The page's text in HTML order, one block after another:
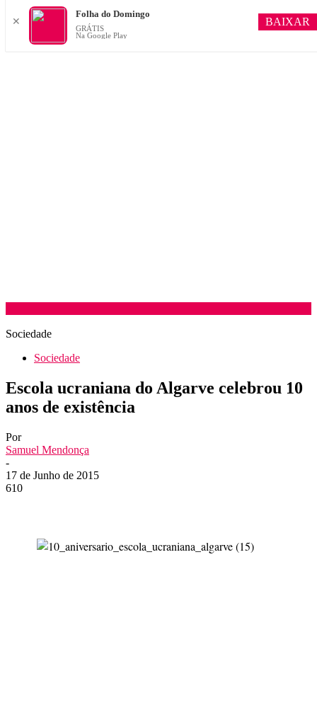
Sociedade
Sociedade
Escola ucraniana do Algarve celebrou 10
anos de existência
Por
Samuel Mendonça
-
17 de Junho de 2015
610
✕
Folha do Domingo
GRÁTIS
Na Google Play
BAIXAR